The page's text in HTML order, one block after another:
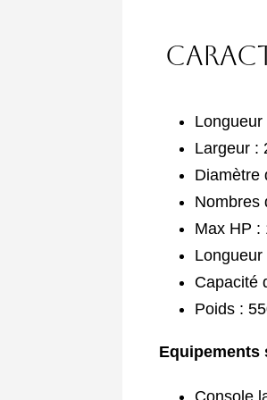
Longueur
Largeur :
Diamètre
Nombres
Max HP :
Longueur
Capacité
Poids :
Equipements